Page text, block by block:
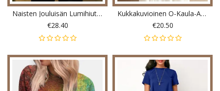
Naisten Jouluisän Lumihiutalekuvioiset Neulotut Löysähihaiset Neuleet
€28.40
Kukkakuvioinen O-Kaula-Aukkoinen Lyhythihainen Rento T-Paita Naisille
€20.50